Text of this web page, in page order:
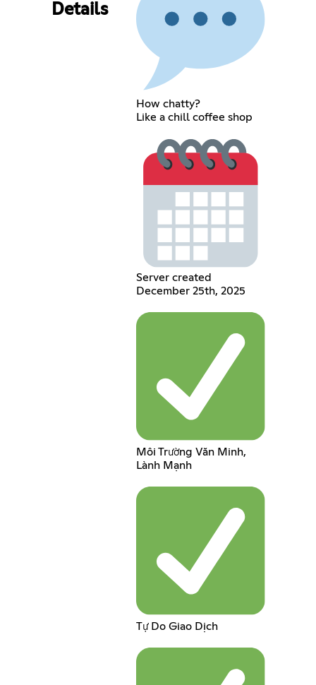
Details
How chatty?
Like a chill coffee shop
Server created
December 25th, 2025
Môi Trường Văn Minh,
Lành Mạnh
Tự Do Giao Dịch